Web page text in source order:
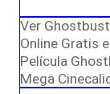
Ver
Online Gratis
Película
Mega